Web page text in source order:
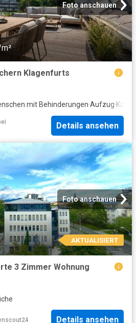
Foto anschauen
Klagenfurts
mit Behinderungen·Aufzug·Kamin
Details ansehen
Foto anschauen
AKTUALISIERT
3 Zimmer Wohnung
Details ansehen